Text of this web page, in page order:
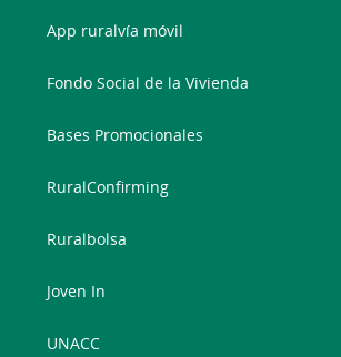
App ruralvía móvil
Fondo Social de la Vivienda
Bases Promocionales
RuralConfirming
Ruralbolsa
Joven In
UNACC